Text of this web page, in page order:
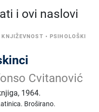
i ovi naslovi
KNJIŽEVNOST • PSIHOLOŠKI
Cvitanović
, 1964.
Broširano.